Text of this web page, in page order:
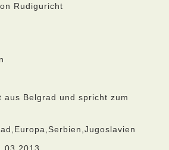
Rudiguricht
aus Belgrad und spricht zum